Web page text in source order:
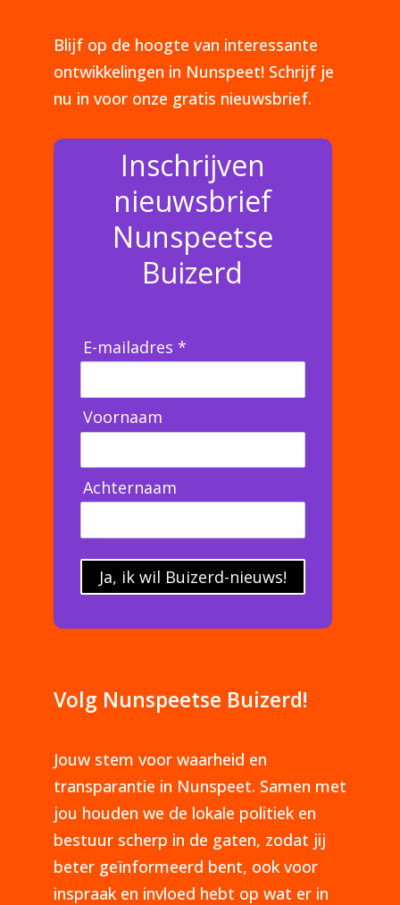
Blijf op de hoogte van interessante
ontwikkelingen in Nunspeet! Schrijf je
nu in voor onze gratis nieuwsbrief.
Inschrijven
nieuwsbrief
Nunspeetse
Buizerd
E-mailadres *
Voornaam
Achternaam
Ja, ik wil Buizerd-nieuws!
Volg Nunspeetse Buizerd!
Jouw stem voor waarheid en
transparantie in Nunspeet. Samen met
jou houden we de lokale politiek en
bestuur scherp in de gaten, zodat jij
beter geïnformeerd bent, ook voor
inspraak en invloed hebt op wat er in